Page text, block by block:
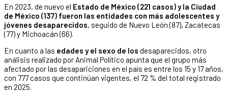
En 2023, de nuevo el Estado de México (221 casos) y la Ciudad
de México (137) fueron las entidades con más adolescentes y
jóvenes desaparecidos, seguido de Nuevo León (87), Zacatecas
(77) y Michoacán (66).
En cuanto a las edades y el sexo de los desaparecidos, otro
análisis realizado por Animal Político apunta que el grupo más
afectado por las desapariciones en el país es entre los 15 y 17 años,
con 777 casos que continúan vigentes, el 72 % del total registrado
en 2025.